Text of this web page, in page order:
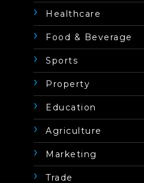
Healthcare
Food & Beverage
Sports
Property
Education
Agriculture
Marketing
Trade